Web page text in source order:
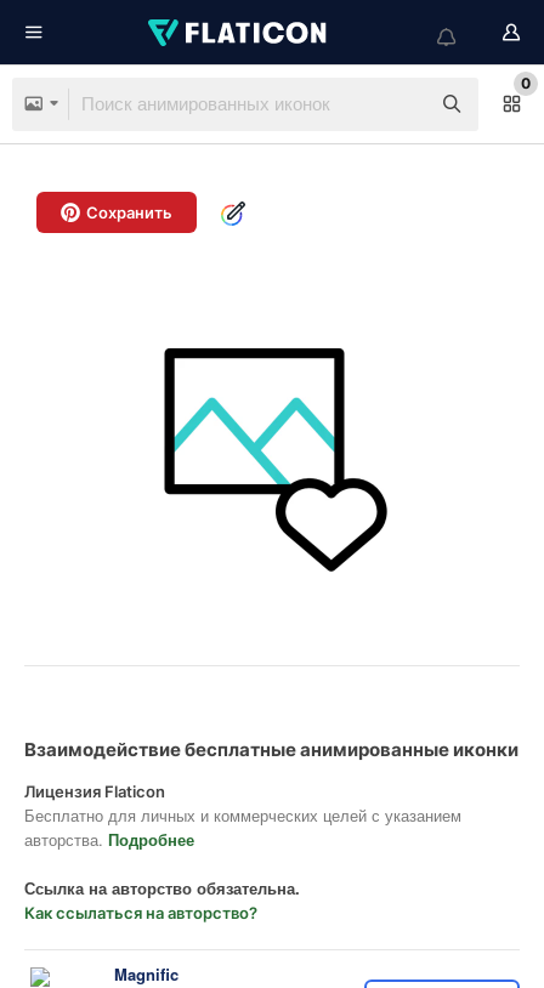
0
Сохранить
Взаимодействие бесплатные анимированные иконки
Лицензия Flaticon
Бесплатно для личных и коммерческих целей с указанием
авторства. Подробнее
Ссылка на авторство обязательна.
Как ссылаться на авторство?
Magnific